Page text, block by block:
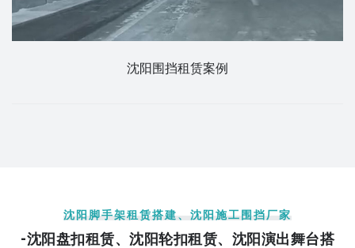
沈阳围挡租赁案例
沈阳脚手架租赁搭建、沈阳施工围挡厂家
-沈阳盘扣租赁、沈阳轮扣租赁、沈阳演出舞台搭